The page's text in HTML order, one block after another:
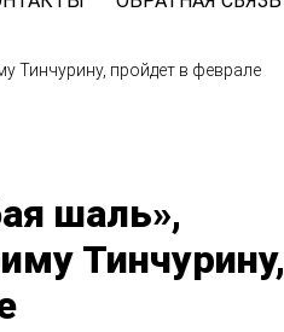
Тинчурину, пройдет в феврале
шаль»,
Тинчурину,